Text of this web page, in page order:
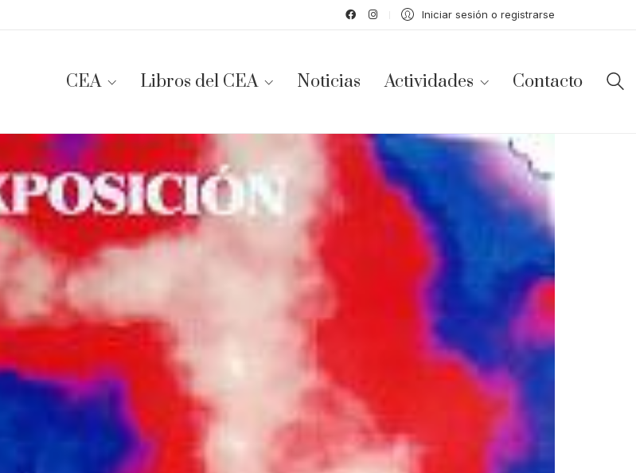
Iniciar sesión o registrarse
CEA Libros del CEA Noticias Actividades Contacto